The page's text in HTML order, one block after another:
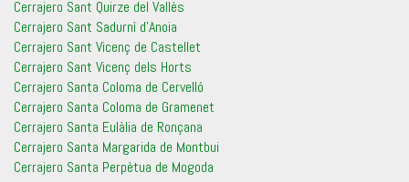
Cerrajero Sant Quirze del Vallès
Cerrajero Sant Sadurnì d’Anoia
Cerrajero Sant Vicenç de Castellet
Cerrajero Sant Vicenç dels Horts
Cerrajero Santa Coloma de Cervelló
Cerrajero Santa Coloma de Gramenet
Cerrajero Santa Eulàlia de Ronçana
Cerrajero Santa Margarida de Montbui
Cerrajero Santa Perpètua de Mogoda